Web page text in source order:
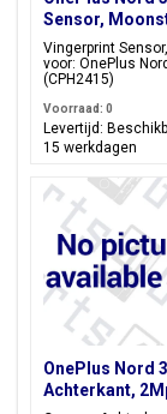
Sensor,
Vingerprint
voor: OnePlus
(CPH2415)
Voorraad: 0
Levertijd:
15 werkdagen
OnePlus Nord
Achterkant,